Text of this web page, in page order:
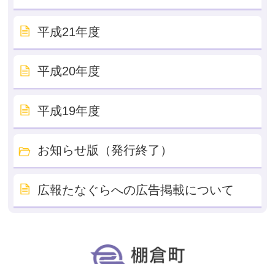
平成21年度
平成20年度
平成19年度
お知らせ版（発行終了）
広報たなぐらへの広告掲載について